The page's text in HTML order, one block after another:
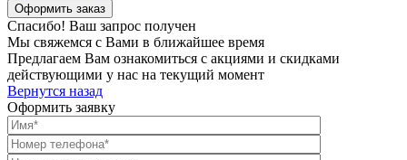
Спасибо! Ваш запрос получен
Мы свяжемся с Вами в ближайшее время
Предлагаем Вам ознакомиться с акциями и скидками
действующими у нас на текущий момент
Вернутся назад
Оформить заявку